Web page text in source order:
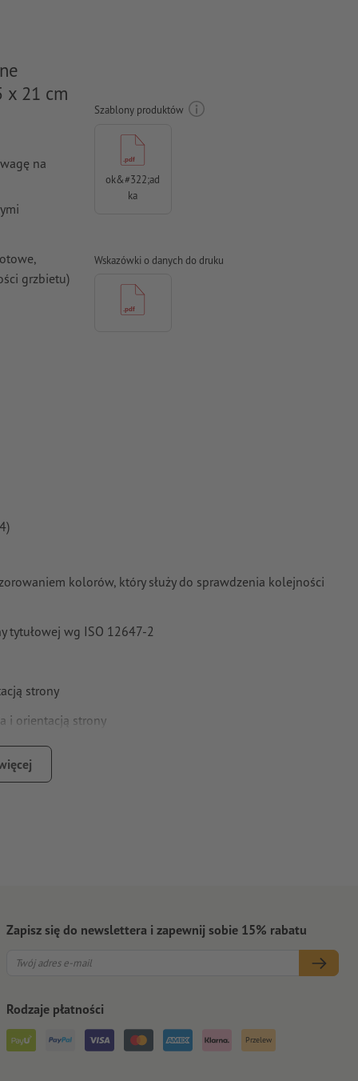
x 21 cm
na
grzbietu)
co
Szablony produktów
ok&#322;ad
ka
Wskazówki o danych do druku
kolorów, który służy do sprawdzenia kolejności
tytułowej wg ISO 12647-2
strony
i orientacją strony
z normą DIN (ISO 838).
klimatu bez dodatkowych opłat –
Zapisz się do newslettera i zapewnij sobie 15% rabatu
Rodzaje płatności
Przelew